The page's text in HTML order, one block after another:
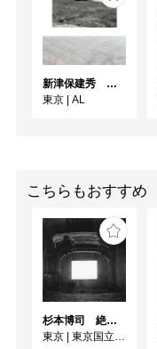
新津保建秀 時の旅—写真はいつ届くのか
東京
AL
こちらもおすすめ
杉本博司 絶滅写真
東京
東京国立近代美術館